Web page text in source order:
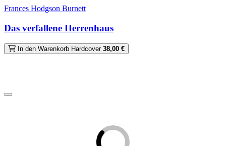
Frances Hodgson Burnett
Das verfallene Herrenhaus
In den Warenkorb Hardcover 38,00 €